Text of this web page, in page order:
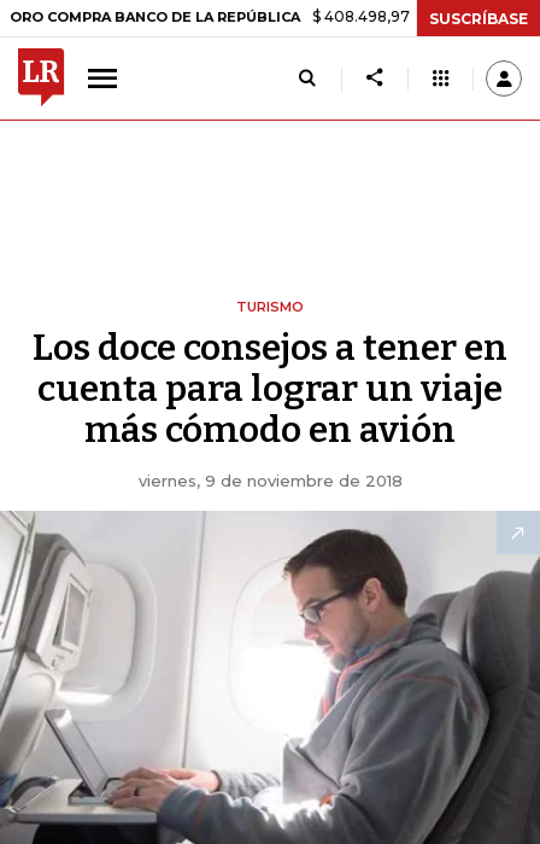
BANCO DE LA REPÚBLICA $ 408.498,97 +$ 8.753,81 +2,19%
SUSCRÍBASE
TURISMO
Los doce consejos a tener en
cuenta para lograr un viaje
más cómodo en avión
viernes, 9 de noviembre de 2018